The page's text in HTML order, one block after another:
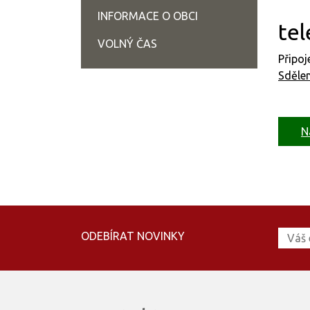
INFORMACE O OBCI
VOLNÝ ČAS
ODEBÍRAT NOVINKY